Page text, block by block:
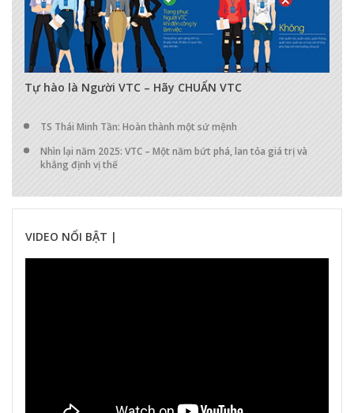
Tự hào là Người VTC – Hãy CHUẨN VTC
TS Thái Minh Tần: Hoàn thành một sứ mệnh
Nhìn lại năm 2025: VTC – Một năm bứt phá, lan tỏa giá trị và
khẳng định vị thế
VIDEO NỔI BẬT |